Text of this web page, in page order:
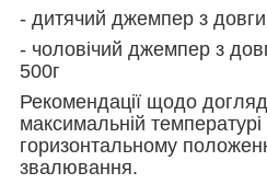
- дитячий джемпер з
- чоловічий джемпер з
500г
Рекомендації щодо
максимальній
горизонтальному
звалювання.